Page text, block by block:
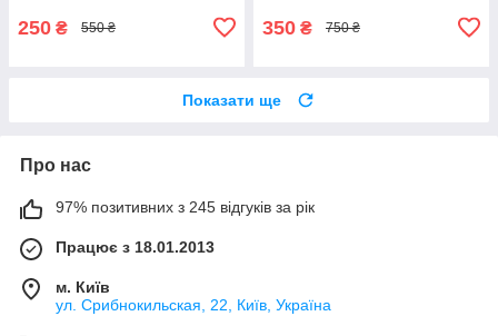
250 ₴ 550 ₴ 350 ₴ 750 ₴
Показати ще
Про нас
97% позитивних з 245 відгуків за рік
Працює з 18.01.2013
м. Київ
ул. Срибнокильская, 22, Київ, Україна